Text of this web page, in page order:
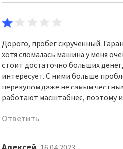
Дорого, пробег скрученный.
хотя сломалась машина у меня
стоит достаточно больших
интересует. С ними больше
перекупом даже не самым
работают масштабнее, поэтому
Ответить
16.04.2023